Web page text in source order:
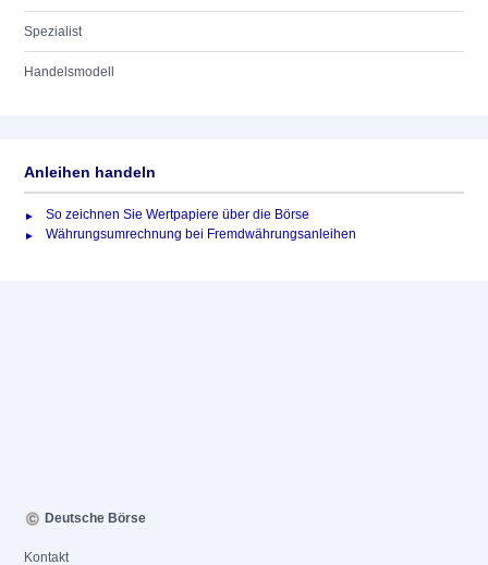
Spezialist
Handelsmodell
Anleihen handeln
So zeichnen Sie Wertpapiere über die Börse
Währungsumrechnung bei Fremdwährungsanleihen
Deutsche Börse
Kontakt